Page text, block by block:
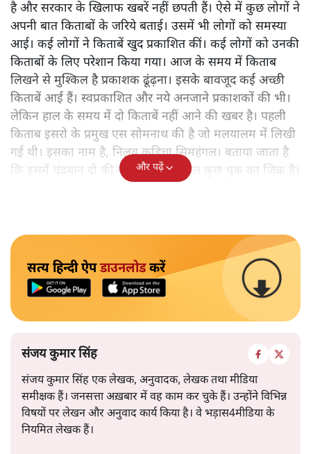
है और सरकार के खिलाफ खबरें नहीं छपती हैं। ऐसे में कुछ लोगों ने
अपनी बात किताबों के जरिये बताई। उसमें भी लोगों को समस्या
आई। कई लोगों ने किताबें खुद प्रकाशित कीं। कई लोगों को उनकी
किताबों के लिए परेशान किया गया। आज के समय में किताब
लिखने से मुश्किल है प्रकाशक ढूंढ़ना। इसके बावजूद कई अच्छी
किताबें आई हैं। स्वप्रकाशित और नये अनजाने प्रकाशकों की भी।
लेकिन हाल के समय में दो किताबें नहीं आने की खबर है। पहली
किताब इसरो के प्रमुख एस सोमनाथ की है जो मलयालम में लिखी
गई थी। इसका नाम है, निलवु कुडिचा सिमहंगल। बताया जाता है
कि इसमें चंद्रयान दो की नाकामी से संबंधित कुछ चूक का जिक्र है।
और पढ़ें
सत्य हिन्दी ऐपडाउनलोडकरें
संजय कुमार सिंह
संजय कुमार सिंह एक लेखक, अनुवादक, लेखक तथा मीडिया
समीक्षक हैं। जनसत्ता अख़बार में वह काम कर चुके हैं। उन्होंने विभिन्न
विषयों पर लेखन और अनुवाद कार्य किया है। वे भड़ास4मीडिया के
नियमित लेखक हैं।